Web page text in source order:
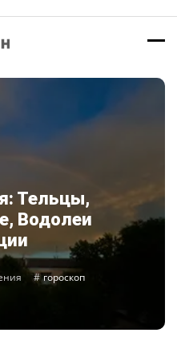
Тельцы,
Водолеи
гороскоп